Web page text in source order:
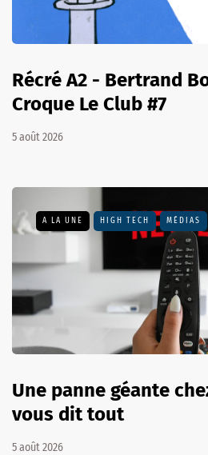
Récré A2 - Bertrand
Croque Le Club #7
5 août 2026
A LA UNE HIGH TECH MÉDIAS
Une panne géante
vous dit tout
5 août 2026